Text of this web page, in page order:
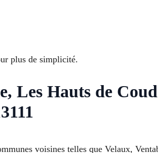
plus de simplicité.
Les Hauts de
voisines telles que Velaux,